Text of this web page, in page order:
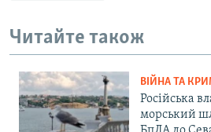
Читайте також
ВІЙНА ТА
Російська
морський